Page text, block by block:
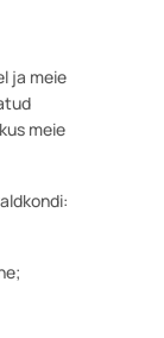
ja meie
meie